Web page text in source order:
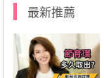
最新推薦